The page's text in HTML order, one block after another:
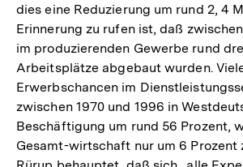
Auflösung
der
Fußnote
dies eine Reduzierung um rund 2, 4
Erinnerung zu rufen ist, daß
im produzierenden Gewerbe rund
Arbeitsplätze abgebaut wurden.
Erwerbschancen im
zwischen 1970 und 1996 in
Beschäftigung um rund 56 Prozent,
Gesamt-wirtschaft nur um 6 Prozent